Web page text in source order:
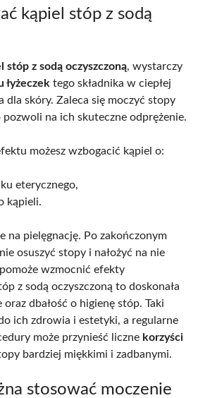
kąpiel stóp z sodą
stóp z sodą oczyszczoną, wystarczy
łyżeczek tego składnika w ciepłej
dla skóry. Zaleca się moczyć stopy
pozwoli na ich skuteczne odprężenie.
możesz wzbogacić kąpiel o:
eterycznego,
kąpieli.
na pielęgnację. Po zakończonym
osuszyć stopy i nałożyć na nie
wzmocnić efekty
z sodą oczyszczoną to doskonała
dbałość o higienę stóp. Taki
ich zdrowia i estetyki, a regularne
może przynieść liczne korzyści
bardziej miękkimi i zadbanymi.
stosować moczenie